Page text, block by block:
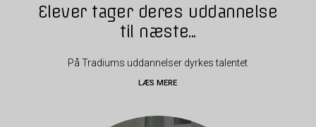
Elever tager deres uddannelse
til næste...
På Tradiums uddannelser dyrkes talentet
LÆS MERE